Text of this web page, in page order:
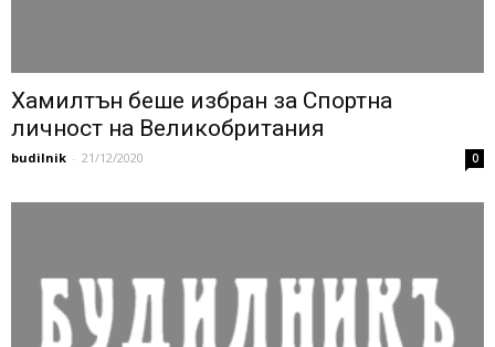
Хамилтън беше избран за Спортна
личност на Великобритания
budilnik - 21/12/2020 0